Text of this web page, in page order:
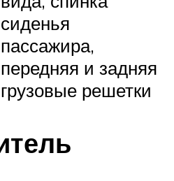
сиденья
пассажира,
передняя и задняя
грузовые решетки